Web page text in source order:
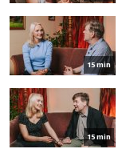
15 min
15 min